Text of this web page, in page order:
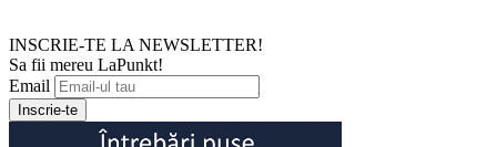
INSCRIE-TE LA NEWSLETTER!
Sa fii mereu LaPunkt!
Email